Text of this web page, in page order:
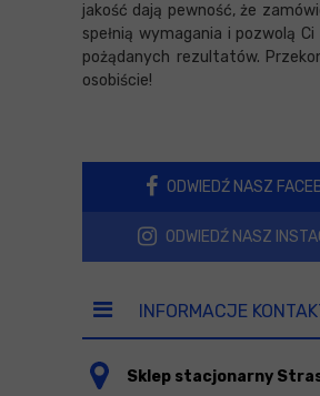
jakość dają pewność, że
spełnią wymagania i pozwolą
pożądanych rezultatów.
osobiście!
ODWIEDŹ NASZ
ODWIEDŹ NASZ
INFORMACJE
Sklep stacjonarny